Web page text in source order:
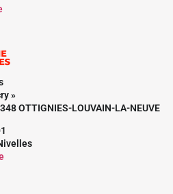
»
OTTIGNIES-LOUVAIN-LA-NEUVE